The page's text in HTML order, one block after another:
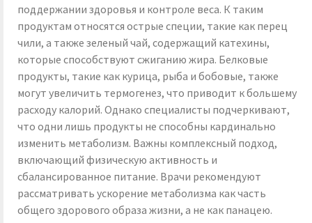
поддержании здоровья и контроле веса. К таким
продуктам относятся острые специи, такие как перец
чили, а также зеленый чай, содержащий катехины,
которые способствуют сжиганию жира. Белковые
продукты, такие как курица, рыба и бобовые, также
могут увеличить термогенез, что приводит к большему
расходу калорий. Однако специалисты подчеркивают,
что одни лишь продукты не способны кардинально
изменить метаболизм. Важны комплексный подход,
включающий физическую активность и
сбалансированное питание. Врачи рекомендуют
рассматривать ускорение метаболизма как часть
общего здорового образа жизни, а не как панацею.